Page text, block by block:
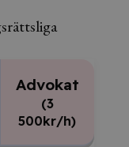
Advokat
(3
500kr/h)